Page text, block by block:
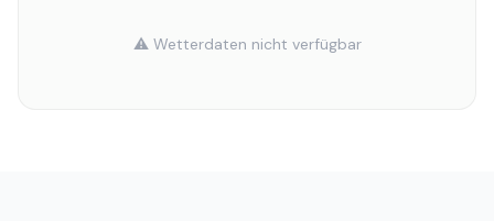
⚠️ Wetterdaten nicht verfügbar